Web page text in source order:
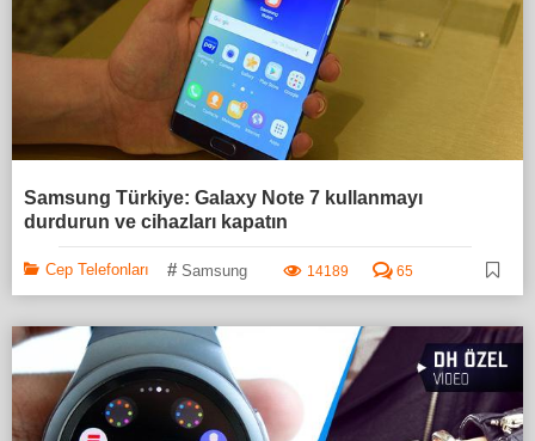
Samsung Türkiye: Galaxy Note 7 kullanmayı
durdurun ve cihazları kapatın
Cep Telefonları # Samsung 14189 65